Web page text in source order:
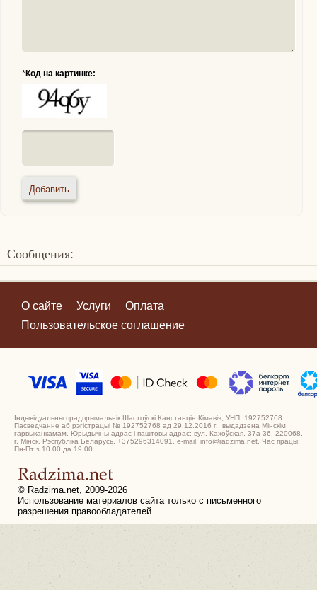
*Код на картинке:
Сообщения:
О сайте Услуги
Оплата
Пользовательское соглашение
Індывідуальны прадпрымальнік Шастоўскі Канстанцін Кімавіч, УНП: 192752768.
Пасведчанне аб рэгістрацыі № 192752768 ад 29.12.2016 г., выдадзена Мінскім
гарвыканкамам. Юрыдычны адрас і паштовы адрас: вул. Кахоўская, 37а-36, 220068,
г. Мінск, Рэспубліка Беларусь. +375296314091, e-mail: info@radzima.net. Час працы:
Пн-Пт з 10.00 да 19.00
© Radzima.net, 2009-2026
Использование материалов сайта только с письменного
разрешения правообладателей